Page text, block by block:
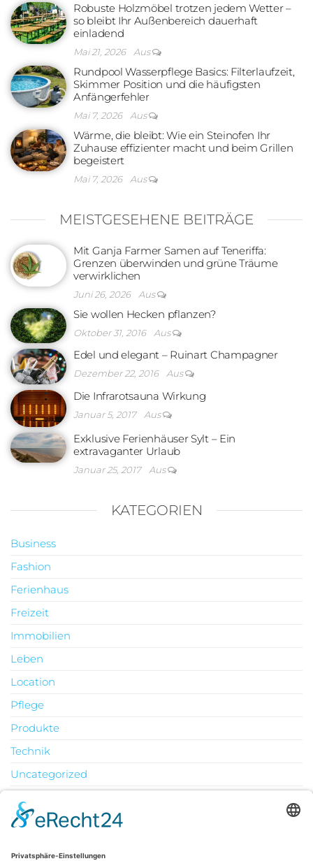
Robuste Holzmöbel trotzen jedem Wetter –
so bleibt Ihr Außenbereich dauerhaft
einladend
Mai 21, 2026 Aus
Rundpool Wasserpflege Basics: Filterlaufzeit,
Skimmer Position und die häufigsten
Anfängerfehler
Mai 7, 2026 Aus
Wärme, die bleibt: Wie ein Steinofen Ihr
Zuhause effizienter macht und beim Grillen
begeistert
Mai 7, 2026 Aus
MEISTGESEHENE BEITRÄGE
Mit Ganja Farmer Samen auf Teneriffa:
Grenzen überwinden und grüne Träume
verwirklichen
Juni 26, 2026 Aus
Sie wollen Hecken pflanzen?
Oktober 31, 2016 Aus
Edel und elegant – Ruinart Champagner
Dezember 22, 2016 Aus
Die Infrarotsauna Wirkung
Januar 5, 2017 Aus
Exklusive Ferienhäuser Sylt – Ein
extravaganter Urlaub
Januar 25, 2017 Aus
KATEGORIEN
Business
Fashion
Ferienhaus
Freizeit
Immobilien
Leben
Location
Pflege
Produkte
Technik
Uncategorized
M
D